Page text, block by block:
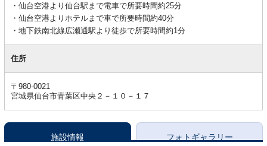
仙台空港より仙台駅まで電車で所要時間約25分
仙台空港よりホテルまで車で所要時間約40分
地下鉄南北線広瀬通駅より徒歩で所要時間約1分
住所
〒980-0021
宮城県仙台市青葉区中央２－１０－１７
施設情報
フォトギャラリー